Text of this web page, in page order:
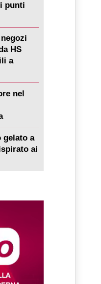
punti
HS
a
nel
gelato a
ai